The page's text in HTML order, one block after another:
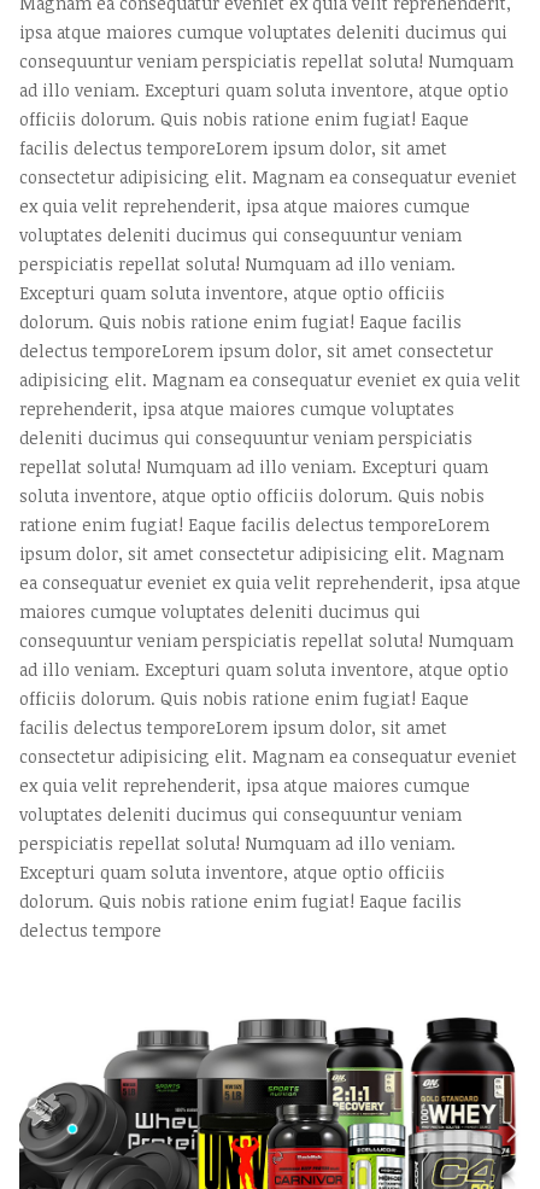
ipsa atque maiores cumque voluptates deleniti ducimus qui
consequuntur veniam perspiciatis repellat soluta! Numquam
ad illo veniam. Excepturi quam soluta inventore, atque optio
officiis dolorum. Quis nobis ratione enim fugiat! Eaque
facilis delectus temporeLorem ipsum dolor, sit amet
consectetur adipisicing elit. Magnam ea consequatur eveniet
ex quia velit reprehenderit, ipsa atque maiores cumque
voluptates deleniti ducimus qui consequuntur veniam
perspiciatis repellat soluta! Numquam ad illo veniam.
Excepturi quam soluta inventore, atque optio officiis
dolorum. Quis nobis ratione enim fugiat! Eaque facilis
delectus temporeLorem ipsum dolor, sit amet consectetur
adipisicing elit. Magnam ea consequatur eveniet ex quia velit
reprehenderit, ipsa atque maiores cumque voluptates
deleniti ducimus qui consequuntur veniam perspiciatis
repellat soluta! Numquam ad illo veniam. Excepturi quam
soluta inventore, atque optio officiis dolorum. Quis nobis
ratione enim fugiat! Eaque facilis delectus temporeLorem
ipsum dolor, sit amet consectetur adipisicing elit. Magnam
ea consequatur eveniet ex quia velit reprehenderit, ipsa atque
maiores cumque voluptates deleniti ducimus qui
consequuntur veniam perspiciatis repellat soluta! Numquam
ad illo veniam. Excepturi quam soluta inventore, atque optio
officiis dolorum. Quis nobis ratione enim fugiat! Eaque
facilis delectus temporeLorem ipsum dolor, sit amet
consectetur adipisicing elit. Magnam ea consequatur eveniet
ex quia velit reprehenderit, ipsa atque maiores cumque
voluptates deleniti ducimus qui consequuntur veniam
perspiciatis repellat soluta! Numquam ad illo veniam.
Excepturi quam soluta inventore, atque optio officiis
dolorum. Quis nobis ratione enim fugiat! Eaque facilis
delectus tempore